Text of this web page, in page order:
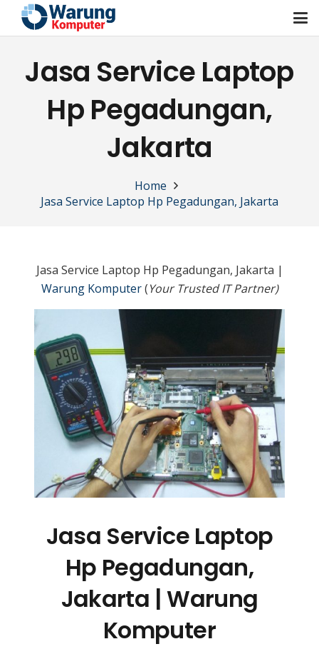
Jasa Service Laptop
Hp Pegadungan,
Jakarta
Home
Jasa Service Laptop Hp Pegadungan, Jakarta
Jasa Service Laptop Hp Pegadungan, Jakarta |
Warung Komputer(Your Trusted IT Partner)
Jasa Service Laptop
Hp Pegadungan,
Jakarta | Warung
Komputer